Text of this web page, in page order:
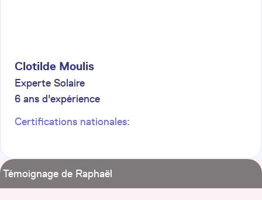
Clotilde Moulis
Experte Solaire
6 ans d'expérience
Certifications nationales:
Témoignage de Raphaël